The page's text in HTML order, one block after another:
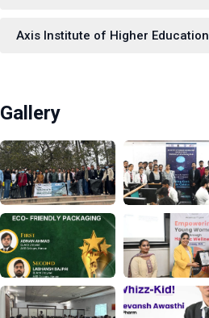
Axis Institute of Higher Education
Gallery